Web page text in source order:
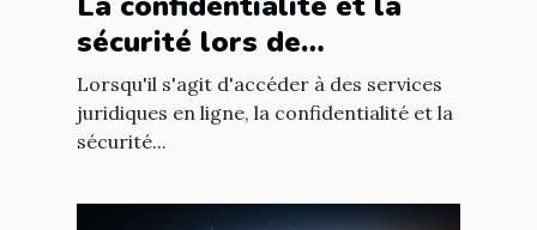
sécurité lors de
l'utilisation d'un avocat en
ligne
Lorsqu'il s'agit d'accéder à des services
juridiques en ligne, la confidentialité et la
sécurité...